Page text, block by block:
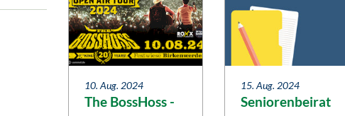
10. Aug. 2024
The BossHoss -
15. Aug. 2024
Seniorenbeirat